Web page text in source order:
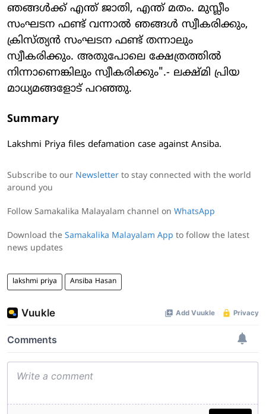
ഞങ്ങൾക്ക് എന്ത് ജാതി, എന്ത് മതം. മുസ്ലീം
സംഘടന ഫണ്ട് വന്നാൽ ഞങ്ങൾ സ്വീകരിക്കും,
ക്രിസ്ത്യൻ സംഘടന ഫണ്ട് തന്നാലും
സ്വീകരിക്കും. അതുപോലെ ക്ഷേത്രത്തിൽ
നിന്നാണെങ്കിലും സ്വീകരിക്കും".- ലക്ഷ്മി പ്രിയ
മാധ്യമങ്ങളോട് പറഞ്ഞു.
Summary
Lakshmi Priya files defamation case against Ansiba.
Subscribe to our Newsletter to stay connected with the world
around you
Follow Samakalika Malayalam channel on WhatsApp
Download the Samakalika Malayalam App to follow the latest
news updates
lakshmi priya Ansiba Hasan